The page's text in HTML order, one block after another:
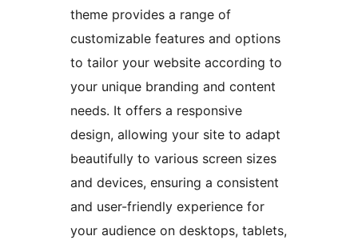
theme provides a range of
customizable features and options
to tailor your website according to
your unique branding and content
needs. It offers a responsive
design, allowing your site to adapt
beautifully to various screen sizes
and devices, ensuring a consistent
and user-friendly experience for
your audience on desktops, tablets,